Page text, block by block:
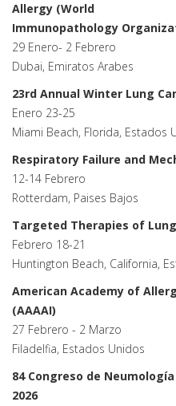
Allergy (World
Immunopathology
29 Enero- 2 Febrero
Dubai, Emiratos Arabes
23rd Annual Winter Lung
Enero 23-25
Miami Beach, Florida, Estados
Respiratory Failure and
12-14 Febrero
Rotterdam, Paises Bajos
Targeted Therapies of
Febrero 18-21
Huntington Beach, California,
American Academy of
(AAAAI)
27 Febrero - 2 Marzo
Filadelfia, Estados Unidos
84 Congreso de
2026